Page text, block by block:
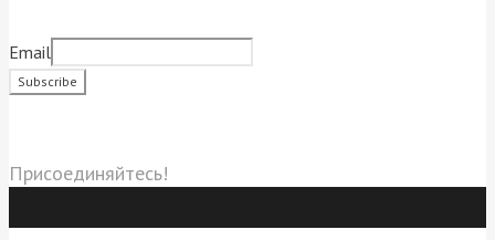
Email
Присоединяйтесь!